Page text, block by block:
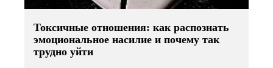
Токсичные отношения: как распознать
эмоциональное насилие и почему так
трудно уйти